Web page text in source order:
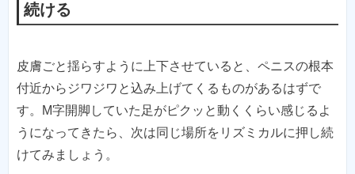
続ける
皮膚ごと揺らすように上下させていると、ペニスの根本
付近からジワジワと込み上げてくるものがあるはずで
す。M字開脚していた足がピクッと動くくらい感じるよ
うになってきたら、次は同じ場所をリズミカルに押し続
けてみましょう。